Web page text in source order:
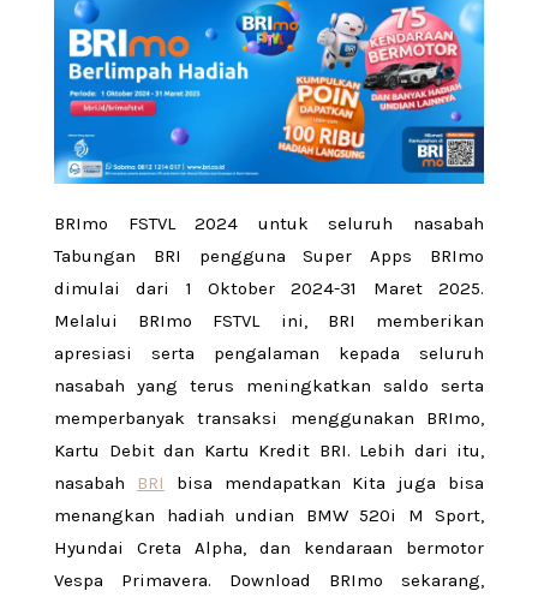
BRImo FSTVL 2024 untuk seluruh nasabah
Tabungan BRI pengguna Super Apps BRImo
dimulai dari 1 Oktober 2024-31 Maret 2025.
Melalui BRImo FSTVL ini, BRI memberikan
apresiasi serta pengalaman kepada seluruh
nasabah yang terus meningkatkan saldo serta
memperbanyak transaksi menggunakan BRImo,
Kartu Debit dan Kartu Kredit BRI. Lebih dari itu,
nasabah
BRI
bisa mendapatkan Kita juga bisa
menangkan hadiah undian BMW 520i M Sport,
Hyundai Creta Alpha, dan kendaraan bermotor
Vespa Primavera. Download BRImo sekarang,